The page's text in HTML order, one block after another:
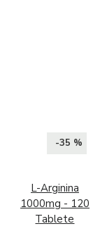
-35 %
L-Arginina
1000mg - 120
Tablete